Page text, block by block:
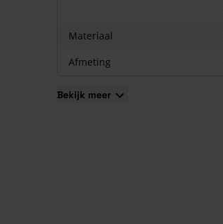
Slijtvast
100% recyclebaar
Materiaal
Afmeting
Bekijk meer